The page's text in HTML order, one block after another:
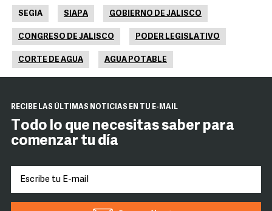
SEGIA SIAPA GOBIERNO DE JALISCO
CONGRESO DE JALISCO PODER LEGISLATIVO
CORTE DE AGUA AGUA POTABLE
RECIBE LAS ÚLTIMAS NOTICIAS EN TU E-MAIL
Todo lo que necesitas saber para
comenzar tu día